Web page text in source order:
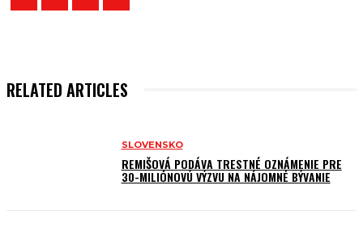
RELATED ARTICLES
SLOVENSKO
REMIŠOVÁ PODÁVA TRESTNÉ OZNÁMENIE PRE
30-MILIÓNOVÚ VÝZVU NA NÁJOMNÉ BÝVANIE